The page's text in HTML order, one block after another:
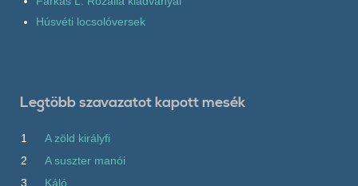
Húsvéti locsolóversek
Legtöbb szavazatot kapott mesék
1
A zöld királyfi
2
A suszter manói
3
Káló